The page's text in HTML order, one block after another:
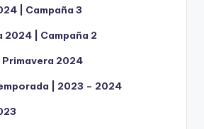
| Campaña 3
2024 | Campaña 2
2024
| 2023 – 2024